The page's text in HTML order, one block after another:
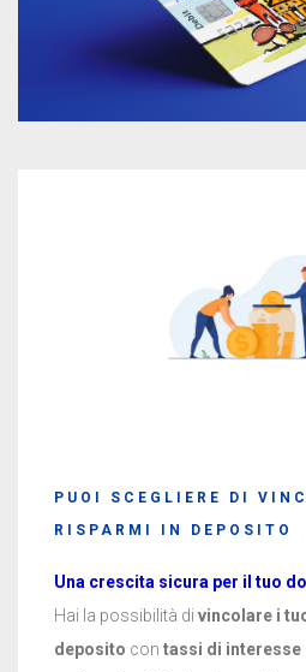
PUOI SCEGLIERE DI
RISPARMI IN DEPOSITO
Una crescita sicura per il tuo
Hai la possibilità di vincolare i
deposito con tassi di interesse